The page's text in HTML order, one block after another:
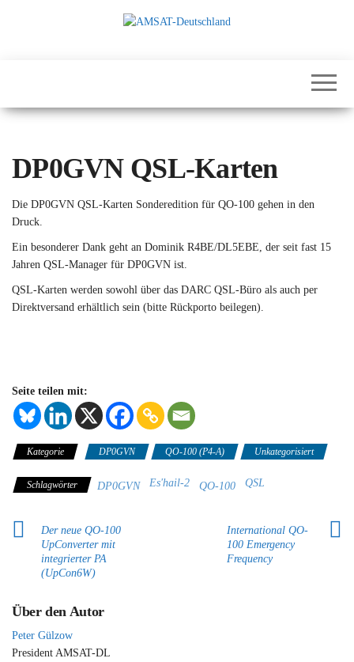
Education
DP0GVN QSL-Karten
Die DP0GVN QSL-Karten Sonderedition für QO-100 gehen in den
Druck.
Ein besonderer Dank geht an Dominik R4BE/DL5EBE, der seit fast 15
Jahren QSL-Manager für DP0GVN ist.
QSL-Karten werden sowohl über das DARC QSL-Büro als auch per
Direktversand erhältlich sein (bitte Rückporto beilegen).
Seite teilen mit:
Kategorie DP0GVN QO-100 (P4-A) Unkategorisiert
Schlagwörter DP0GVN Es'hail-2 QO-100 QSL
Der neue QO-100
UpConverter mit
integrierter PA
(UpCon6W)
International QO-
100 Emergency
Frequency
Über den Autor
Peter Gülzow
President AMSAT-DL